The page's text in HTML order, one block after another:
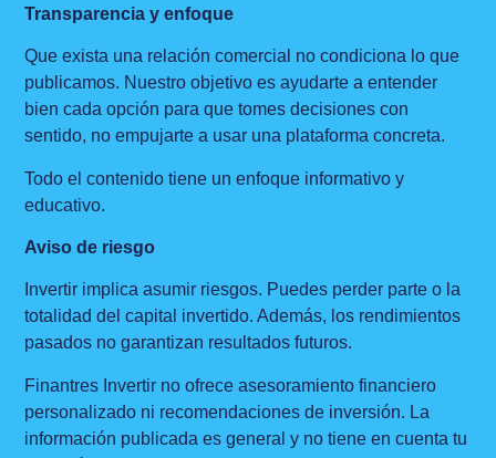
Transparencia y enfoque
Que exista una relación comercial no condiciona lo que
publicamos. Nuestro objetivo es ayudarte a entender
bien cada opción para que tomes decisiones con
sentido, no empujarte a usar una plataforma concreta.
Todo el contenido tiene un enfoque informativo y
educativo.
Aviso de riesgo
Invertir implica asumir riesgos. Puedes perder parte o la
totalidad del capital invertido. Además, los rendimientos
pasados no garantizan resultados futuros.
Finantres Invertir no ofrece asesoramiento financiero
personalizado ni recomendaciones de inversión. La
información publicada es general y no tiene en cuenta tu